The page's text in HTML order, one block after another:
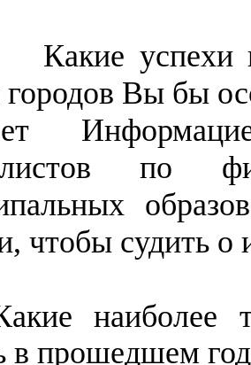
успехи и
городов Вы бы
по
чтобы судить
наиболее
в прошедшем